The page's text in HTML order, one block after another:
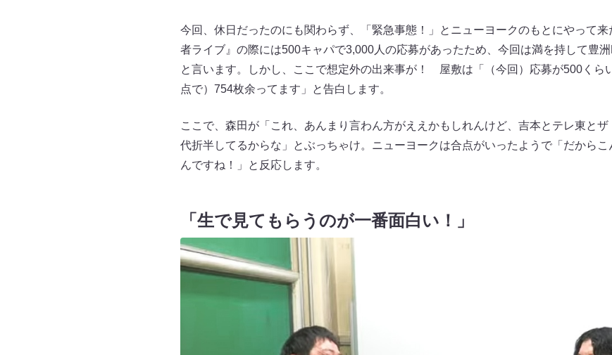
今回、休日だったのにも関わらず、「緊急事態！」とニューヨークのもとにやって
者ライブ』の際には500キャパで3,000人の応募があったため、今回は満を持して豊洲
と言います。しかし、ここで想定外の出来事が！ 屋敷は「（今回）応募が500く
点で）754枚余ってます」と告白します。
ここで、森田が「これ、あんまり言わん方がええかもしれんけど、吉本とテレ東と
代折半してるからな」とぶっちゃけ。ニューヨークは合点がいったようで「だから
んですね！」と反応します。
「生で見てもらうのが一番面白い！」